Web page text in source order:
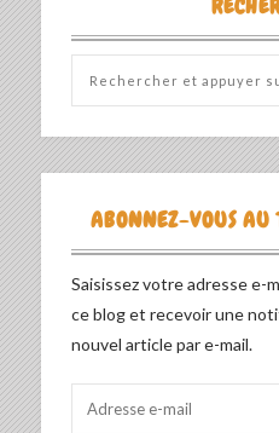
ABONNEZ-VOUS
Saisissez votre adresse e-
ce blog et recevoir une
nouvel article par e-mail.